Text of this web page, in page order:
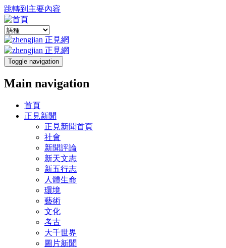
跳轉到主要內容
Toggle navigation
Main navigation
首頁
正見新聞
正見新聞首頁
社會
新聞評論
新天文志
新五行志
人體生命
環境
藝術
文化
考古
大千世界
圖片新聞